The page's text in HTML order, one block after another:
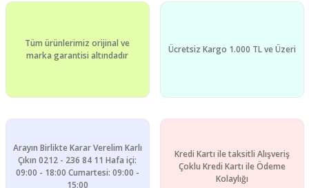
Tüm ürünlerimiz orijinal ve
marka garantisi altındadır
Ücretsiz Kargo 1.000 TL ve Üzeri
Arayın Birlikte Karar Verelim Karlı
Çıkın 0212 - 236 84 11 Hafa içi:
09:00 - 18:00 Cumartesi: 09:00 -
15:00
Kredi Kartı ile taksitli Alışveriş
Çoklu Kredi Kartı ile Ödeme
Kolaylığı